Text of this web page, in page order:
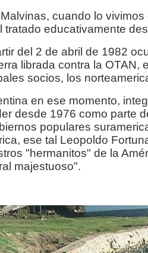
cuando lo
tratado educativamente
del 2 de abril de 1982
librada contra la OTAN,
socios, los
en ese momento,
desde 1976 como parte
populares
ese tal Leopoldo
"hermanitos" de la
majestuoso".